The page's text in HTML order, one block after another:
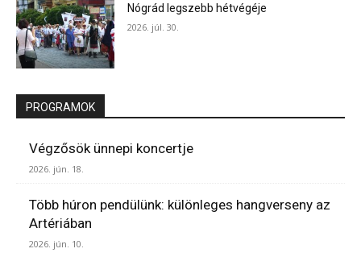
Nógrád legszebb hétvégéje
2026. júl. 30.
PROGRAMOK
Végzősök ünnepi koncertje
2026. jún. 18.
Több húron pendülünk: különleges hangverseny az
Artériában
2026. jún. 10.